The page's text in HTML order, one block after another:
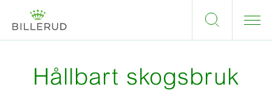
Hållbart skogsbruk